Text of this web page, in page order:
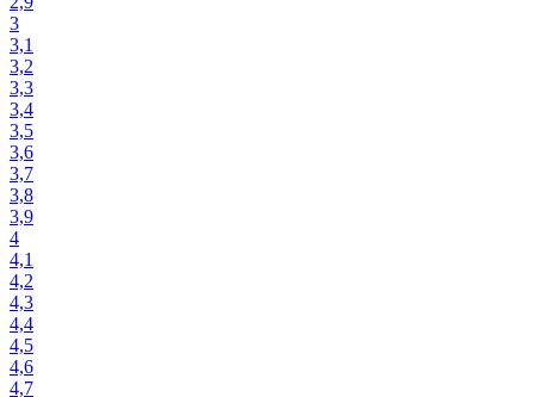
3
3,1
3,2
3,3
3,4
3,5
3,6
3,7
3,8
3,9
4
4,1
4,2
4,3
4,4
4,5
4,6
4,7